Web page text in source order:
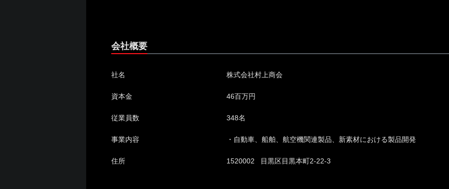
会社概要
社名 株式会社村上商会
資本金 46百万円
従業員数 348名
事業内容 ・自動車、船舶、航空機関連製品、新素材における製品開発
住所 1520002 目黒区目黒本町2-22-3